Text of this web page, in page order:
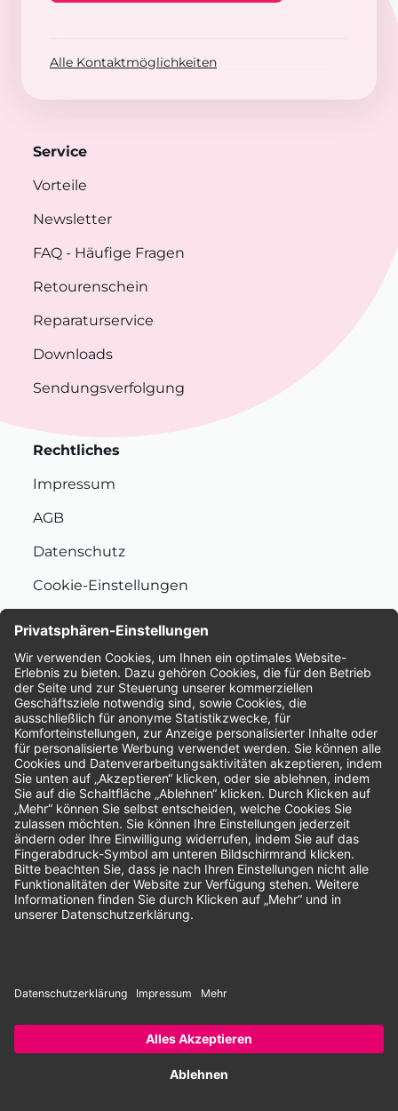
Alle Kontaktmöglichkeiten
Service
Vorteile
Newsletter
FAQ - Häufige Fragen
Retourenschein
Reparaturservice
Downloads
Sendungsverfolgung
Rechtliches
Impressum
AGB
Datenschutz
Cookie-Einstellungen
Bewertungen
Unsere Zahlungsarten:
Rechnung SEPA-Lastschrift Vorkasse